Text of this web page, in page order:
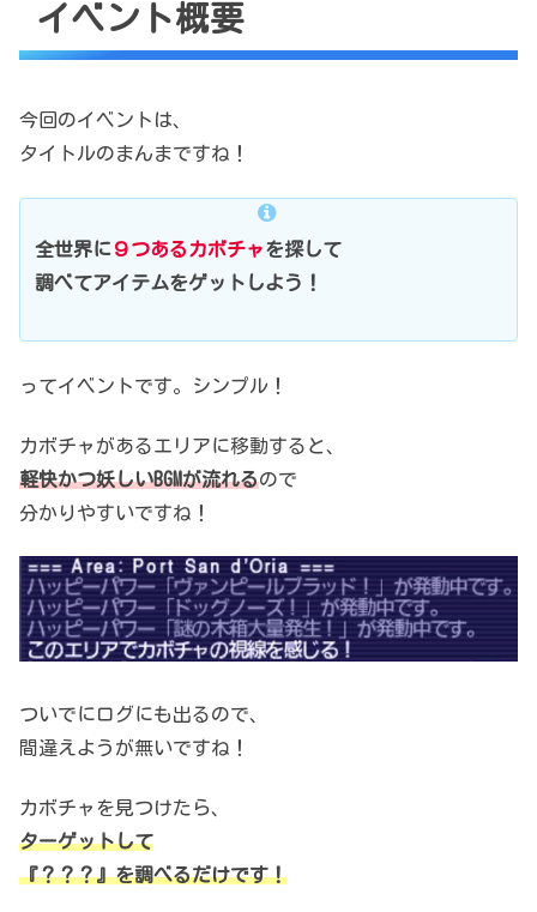
イベント概要
今回のイベントは、
タイトルのまんまですね！
全世界に９つあるカボチャを探して
調べてアイテムをゲットしよう！
ってイベントです。シンプル！
カボチャがあるエリアに移動すると、
軽快かつ妖しいBGMが流れるので
分かりやすいですね！
ついでにログにも出るので、
間違えようが無いですね！
カボチャを見つけたら、
ターゲットして
『？？？』を調べるだけです！